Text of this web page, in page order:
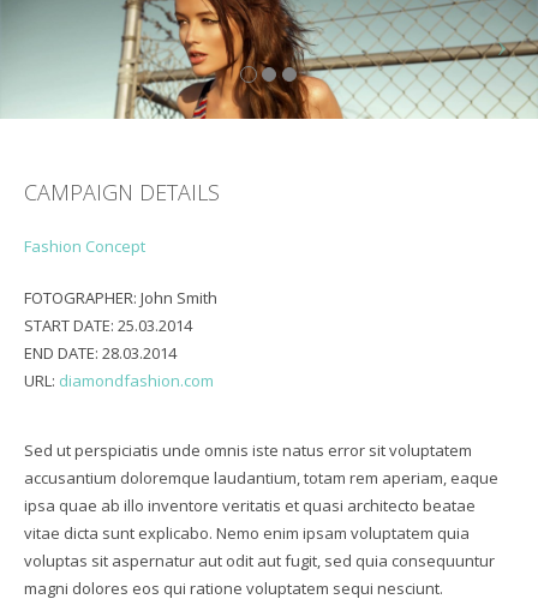
CAMPAIGN DETAILS
Fashion Concept
FOTOGRAPHER: John Smith
START DATE: 25.03.2014
END DATE: 28.03.2014
URL: diamondfashion.com
Sed ut perspiciatis unde omnis iste natus error sit voluptatem
accusantium doloremque laudantium, totam rem aperiam, eaque
ipsa quae ab illo inventore veritatis et quasi architecto beatae
vitae dicta sunt explicabo. Nemo enim ipsam voluptatem quia
voluptas sit aspernatur aut odit aut fugit, sed quia consequuntur
magni dolores eos qui ratione voluptatem sequi nesciunt.